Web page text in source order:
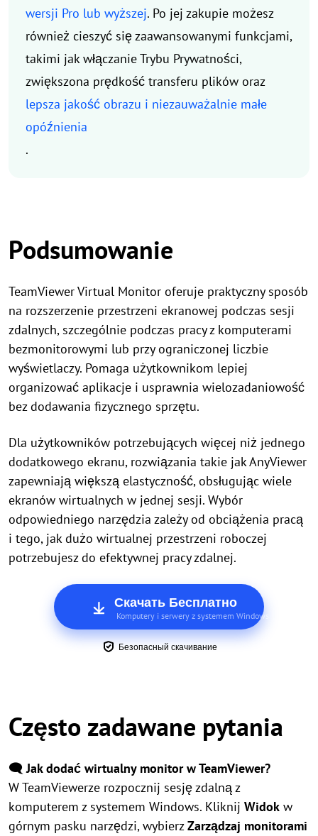
wersji Pro lub wyższej. Po jej zakupie możesz
również cieszyć się zaawansowanymi funkcjami,
takimi jak włączanie Trybu Prywatności,
zwiększona prędkość transferu plików oraz
lepsza jakość obrazu i niezauważalnie małe
opóźnienia
.
Podsumowanie
TeamViewer Virtual Monitor oferuje praktyczny sposób
na rozszerzenie przestrzeni ekranowej podczas sesji
zdalnych, szczególnie podczas pracy z komputerami
bezmonitorowymi lub przy ograniczonej liczbie
wyświetlaczy. Pomaga użytkownikom lepiej
organizować aplikacje i usprawnia wielozadaniowość
bez dodawania fizycznego sprzętu.
Dla użytkowników potrzebujących więcej niż jednego
dodatkowego ekranu, rozwiązania takie jak AnyViewer
zapewniają większą elastyczność, obsługując wiele
ekranów wirtualnych w jednej sesji. Wybór
odpowiedniego narzędzia zależy od obciążenia pracą
i tego, jak dużo wirtualnej przestrzeni roboczej
potrzebujesz do efektywnej pracy zdalnej.
Скачать Бесплатно
Komputery i serwery z systemem Windows
Безопасный скачивание
Często zadawane pytania
🗨️ Jak dodać wirtualny monitor w TeamViewer?
W TeamViewerze rozpocznij sesję zdalną z
komputerem z systemem Windows. Kliknij Widok w
górnym pasku narzędzi, wybierzZarządzaj monitorami